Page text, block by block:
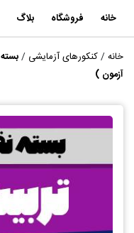
خانه
فروشگاه بلاگ
خانه/کنکورهای آزمایشی /
آزمون )